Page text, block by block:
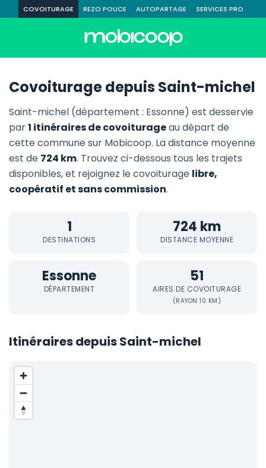
COVOITURAGE REZO POUCE AUTOPARTAGE SERVICES PRO
Covoiturage depuis Saint-michel
Saint-michel (département : Essonne) est desservie
par1 itinéraires de covoiturageau départ de
cette commune sur Mobicoop. La distance moyenne
est de 724 km. Trouvez ci-dessous tous les trajets
disponibles, et rejoignez le covoiturage libre,
coopératif et sans commission.
1
DESTINATIONS
724 km
DISTANCE MOYENNE
Essonne
DÉPARTEMENT
51
AIRES DE COVOITURAGE
(RAYON 10 KM)
Itinéraires depuis Saint-michel